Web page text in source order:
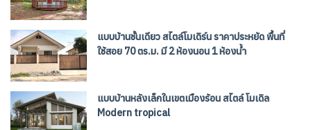
แบบบ้านชั้นเดียว สไตล์โมเดิร์น ราคาประหยัด พื้นที่
ใช้สอย 70 ตร.ม. มี 2 ห้องนอน 1 ห้องน้ำ
แบบบ้านหลังเล็กในเขตเมืองร้อน สไตล์ โมเดิล
Modern tropical